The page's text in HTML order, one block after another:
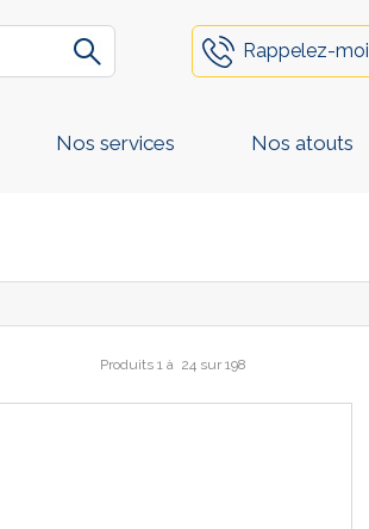
Rappelez-moi
Nos services Nos atouts
Produits 1 à 24 sur 198